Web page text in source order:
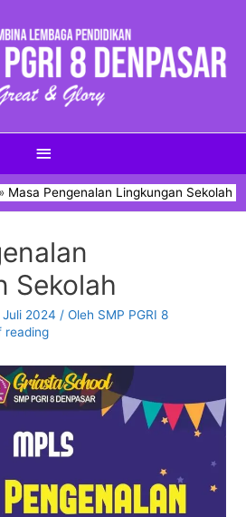
Masa Pengenalan Lingkungan Sekolah
Sekolah
Juli 2024 / Oleh SMP PGRI 8
reading